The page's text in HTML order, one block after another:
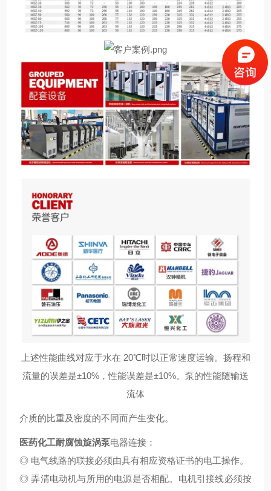
上述性能曲线对应于水在 20℃时以正常速度运输。扬程和
流量的误差是±10%，性能误差是±10%。泵的性能随输送
流体
介质的比重及密度的不同而产生变化。
医药化工耐腐蚀旋涡泵电器连接：
◎ 电气线路的联接必须由具有相应资格证书的电工操作。
◎ 弄清电动机与所用的电源是否相配。电机引接线必须按